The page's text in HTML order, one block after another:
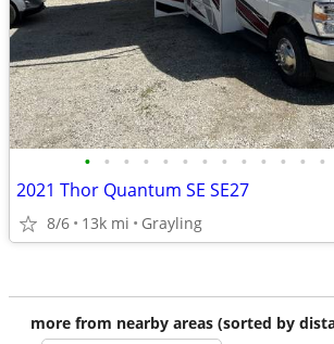
• • • • • • • • • • • • •
2021 Thor Quantum SE SE27
8/6 13k mi Grayling
more from nearby areas (sorted by